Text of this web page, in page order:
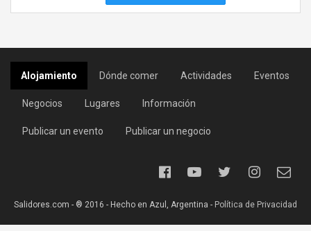
Alojamiento Dónde comer Actividades Eventos
Negocios Lugares Información
Publicar un evento Publicar un negocio
Salidores.com - ® 2016 - Hecho en Azul, Argentina - Política de Privacidad